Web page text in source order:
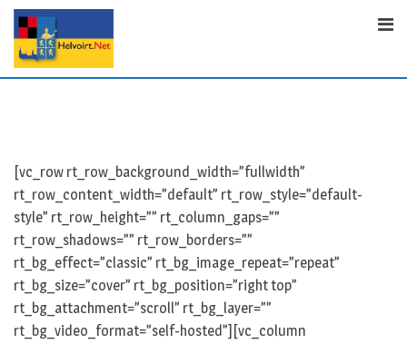
Skip
content
[vc_row rt_row_background_width=”fullwidth”
rt_row_content_width=”default” rt_row_style=”default-
style” rt_row_height=”” rt_column_gaps=””
rt_row_shadows=”” rt_row_borders=””
rt_bg_effect=”classic” rt_bg_image_repeat=”repeat”
rt_bg_size=”cover” rt_bg_position=”right top”
rt_bg_attachment=”scroll” rt_bg_layer=””
rt_bg_video_format=”self-hosted”][vc_column